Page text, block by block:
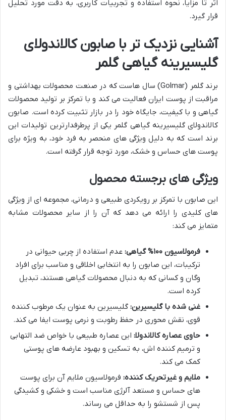
اثر تا مزایا، نحوه استفاده و تجربیات کاربری، به دقت مورد تحلیل
قرار گیرد.
آشنایی نزدیک تر با صابون کالاندولای
گلیسیرینه گیاهی گلمر
برند گلمر (Golmar) سال هاست که در صنعت محصولات بهداشتی و
مراقبت از پوست ایران فعالیت می کند و با تمرکز بر تولید محصولات
گیاهی و با کیفیت، جایگاه خود را در بازار تثبیت کرده است. صابون
کالاندولای گلیسیرینه گیاهی گلمر یکی از پرطرفدارترین تولیدات این
برند است که به دلیل ویژگی های منحصر به فرد خود، به ویژه برای
پوست های حساس و خشک، مورد توجه قرار گرفته است.
ویژگی های برجسته محصول
این صابون با تمرکز بر رویکردی طبیعی و درمانی، مجموعه ای از ویژگی
های کلیدی را ارائه می دهد که آن را از سایر محصولات مشابه
متمایز می کند:
فرمولاسیون ۱۰۰% گیاهی:
عدم استفاده از چربی حیوانی در
ترکیبات، این صابون را به انتخابی اخلاقی و مناسب برای افراد
وگان و کسانی که به دنبال محصولات گیاهی هستند، تبدیل
کرده است.
غنی شده با گلیسیرین: گلیسیرین به عنوان یک مرطوب کننده
قوی، نقش محوری در حفظ رطوبت و نرمی پوست ایفا می کند.
حاوی عصاره کالاندولا: این عصاره طبیعی با خواص ضد التهابی
و ترمیم کننده اش، به تسکین و بهبود عارضه های پوستی
کمک می کند.
ملایم و غیرتحریک کننده: فرمولاسیون ملایم آن برای پوست
های حساس و مستعد آلرژی مناسب است و خشکی و کشیدگی
پس از شستشو را به حداقل می رساند.